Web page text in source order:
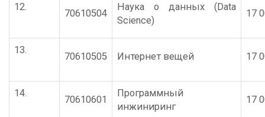
12.
70610504
Наука о данных (Data
Science)
17
13.
70610505 Интернет вещей 17
14.
70610601
Программный
инжиниринг
17